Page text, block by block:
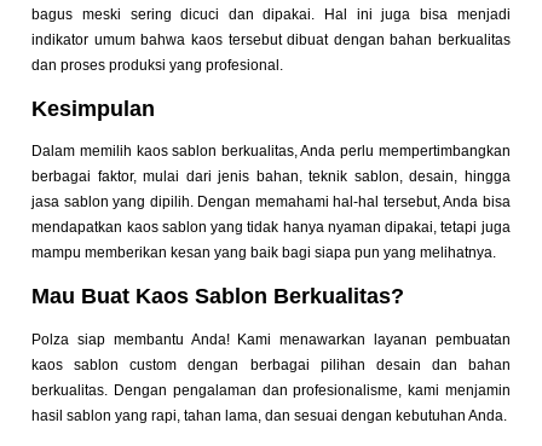
bagus meski sering dicuci dan dipakai. Hal ini juga bisa menjadi
indikator umum bahwa kaos tersebut dibuat dengan bahan berkualitas
dan proses produksi yang profesional.
Kesimpulan
Dalam memilih kaos sablon berkualitas, Anda perlu mempertimbangkan
berbagai faktor, mulai dari jenis bahan, teknik sablon, desain, hingga
jasa sablon yang dipilih. Dengan memahami hal-hal tersebut, Anda bisa
mendapatkan kaos sablon yang tidak hanya nyaman dipakai, tetapi juga
mampu memberikan kesan yang baik bagi siapa pun yang melihatnya.
Mau Buat Kaos Sablon Berkualitas?
Polza siap membantu Anda! Kami menawarkan layanan pembuatan
kaos sablon custom dengan berbagai pilihan desain dan bahan
berkualitas. Dengan pengalaman dan profesionalisme, kami menjamin
hasil sablon yang rapi, tahan lama, dan sesuai dengan kebutuhan Anda.